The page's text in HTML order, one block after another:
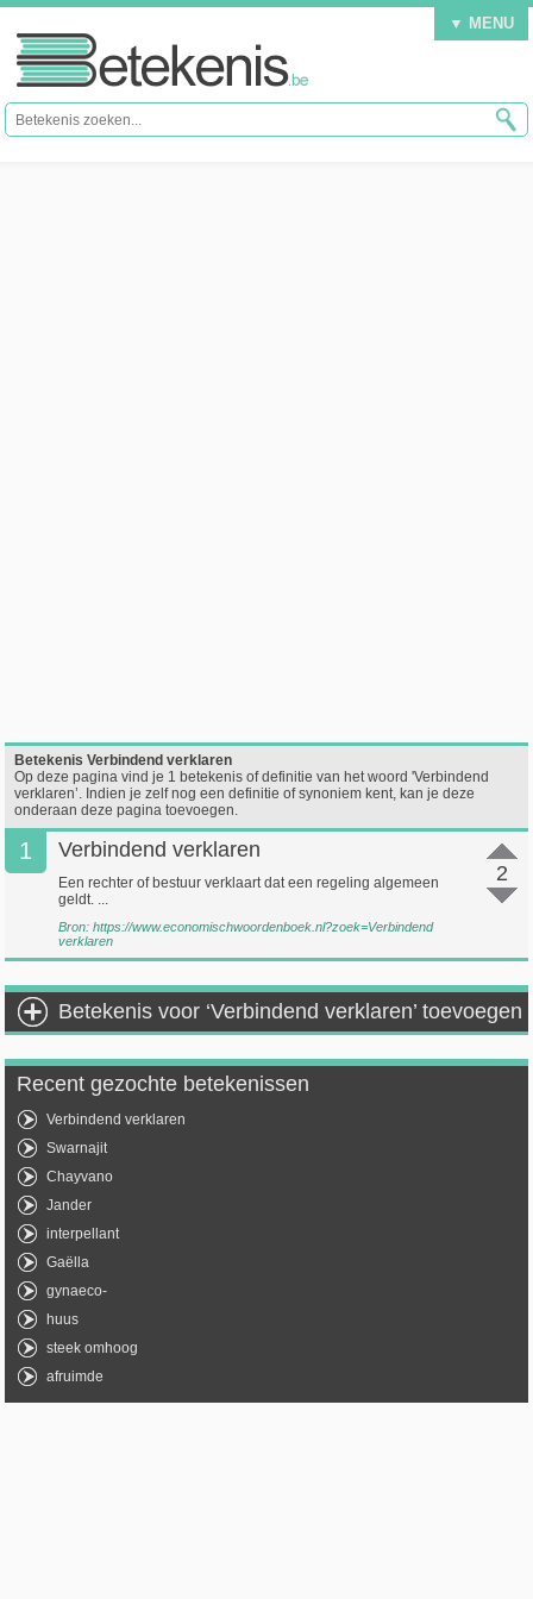
▼ MENU
Betekenis Verbindend verklaren
Op deze pagina vind je 1 betekenis of definitie van het woord 'Verbindend
verklaren’. Indien je zelf nog een definitie of synoniem kent, kan je deze
onderaan deze pagina toevoegen.
1
2
Verbindend verklaren
Een rechter of bestuur verklaart dat een regeling algemeen
geldt. ...
Bron:https://www.economischwoordenboek.nl?zoek=Verbindend
verklaren
Betekenis voor ‘Verbindend verklaren’ toevoegen
Recent gezochte betekenissen
Verbindend verklaren
Swarnajit
Chayvano
Jander
interpellant
Gaëlla
gynaeco-
huus
steek omhoog
afruimde